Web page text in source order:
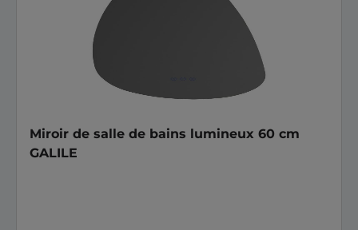
Miroir de salle de bains lumineux 60 cm
GALILE